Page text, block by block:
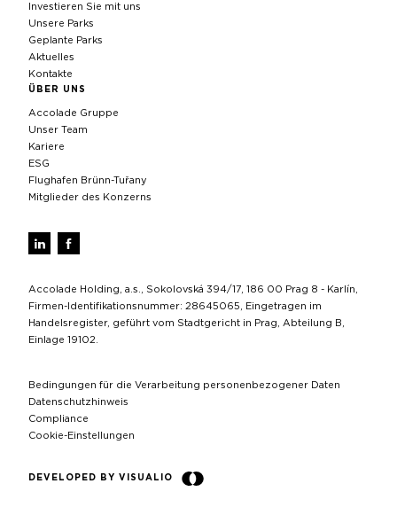
Investieren Sie mit uns
Unsere Parks
Geplante Parks
Aktuelles
Kontakte
ÜBER UNS
Accolade Gruppe
Unser Team
Kariere
ESG
Flughafen Brünn-Tuřany
Mitglieder des Konzerns
Accolade Holding, a.s., Sokolovská 394/17, 186 00 Prag 8 - Karlín,
Firmen-Identifikationsnummer: 28645065, Eingetragen im
Handelsregister, geführt vom Stadtgericht in Prag, Abteilung B,
Einlage 19102.
Bedingungen für die Verarbeitung personenbezogener Daten
Datenschutzhinweis
Compliance
Cookie-Einstellungen
DEVELOPED BY VISUALIO